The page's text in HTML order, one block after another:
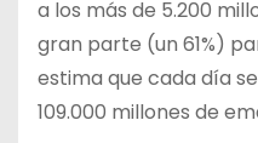
a los más de 5.200
gran parte (un 61%)
estima que cada día
109.000 millones de